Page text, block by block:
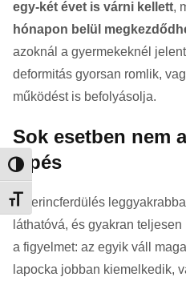
Nagy kontraszt váltása
Betűméret váltása
egy-két évet is várni kellett,
hónapon belül
azoknál a gyermekeknél
deformitás gyorsan romlik,
működést is befolyásolja.
Sok esetben nem
lépés
A gerincferdülés
láthatóvá, és gyakran
a figyelmet: az egyik váll
lapocka jobban kiemelkedik,